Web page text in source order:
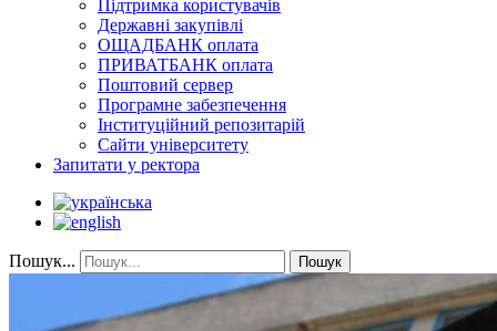
Підтримка користувачів
Державні закупівлі
ОЩАДБАНК оплата
ПРИВАТБАНК оплата
Поштовий сервер
Програмне забезпечення
Інституційний репозитарій
Сайти університету
Запитати у ректора
Пошук... Пошук